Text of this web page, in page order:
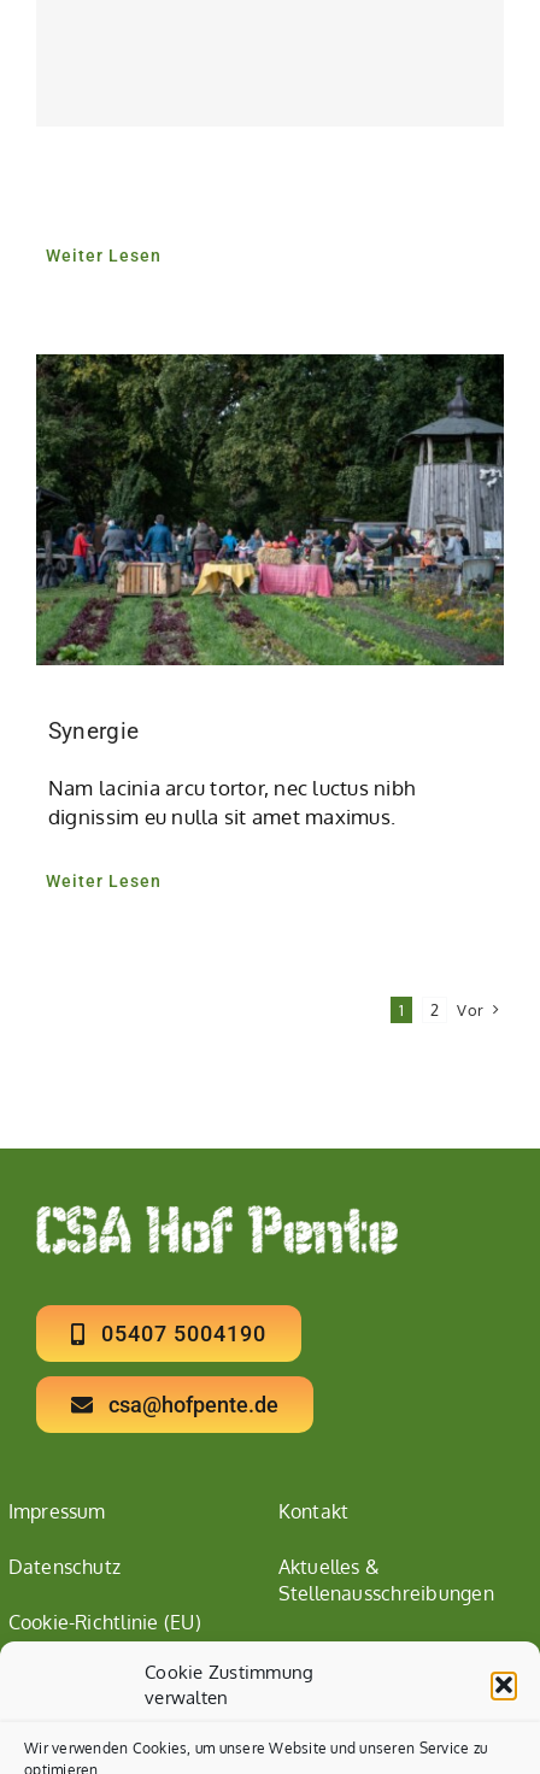
Cookie Zustimmung
verwalten
Wir verwenden Cookies, um unsere Website und unseren Service zu
optimieren.
Weiter Lesen
Synergie
Nam lacinia arcu tortor, nec luctus nibh
dignissim eu nulla sit amet maximus.
Weiter Lesen
1 2 Vor
05407 5004190
csa@hofpente.de
Impressum
Datenschutz
Cookie-Richtlinie (EU)
Kontakt
Aktuelles &
Stellenausschreibungen